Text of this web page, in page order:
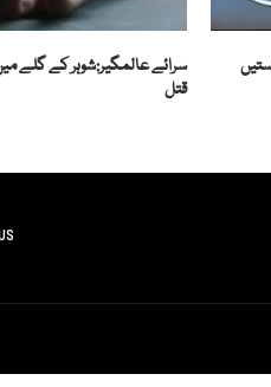
سرائے عالمگیر:شوہر کے گلے
قتل